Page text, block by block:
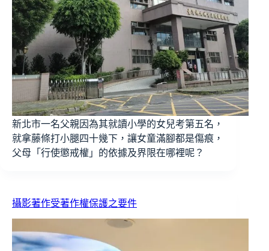
新北市一名父親因為其就讀小學的女兒考第五名，
就拿藤條打小腿四十幾下，讓女童滿腳都是傷痕，
父母「行使懲戒權」的依據及界限在哪裡呢？
攝影著作受著作權保護之要件